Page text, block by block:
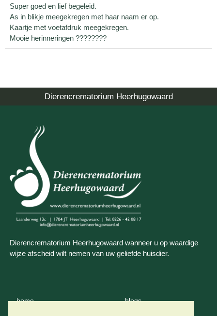
Super goed en lief begeleid.
As in blikje meegekregen met haar naam er op.
Kaartje met voetafdruk meegekregen.
Mooie herinneringen ????????
Dierencrematorium Heerhugowaard
Dierencrematorium Heerhugowaard wanneer u op waardige
wijze afscheid wilt nemen van uw geliefde huisdier.
home blogs